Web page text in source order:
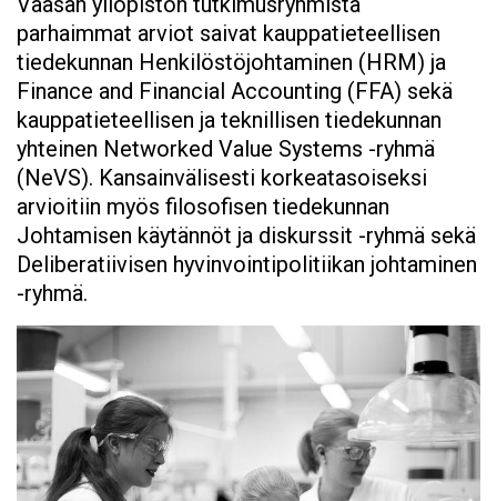
parhaimmat arviot saivat kauppatieteellisen
tiedekunnan Henkilöstöjohtaminen (HRM) ja
Finance and Financial Accounting (FFA) sekä
kauppatieteellisen ja teknillisen tiedekunnan
yhteinen Networked Value Systems -ryhmä
(NeVS). Kansainvälisesti korkeatasoiseksi
arvioitiin myös filosofisen tiedekunnan
Johtamisen käytännöt ja diskurssit -ryhmä sekä
Deliberatiivisen hyvinvointipolitiikan johtaminen
-ryhmä.